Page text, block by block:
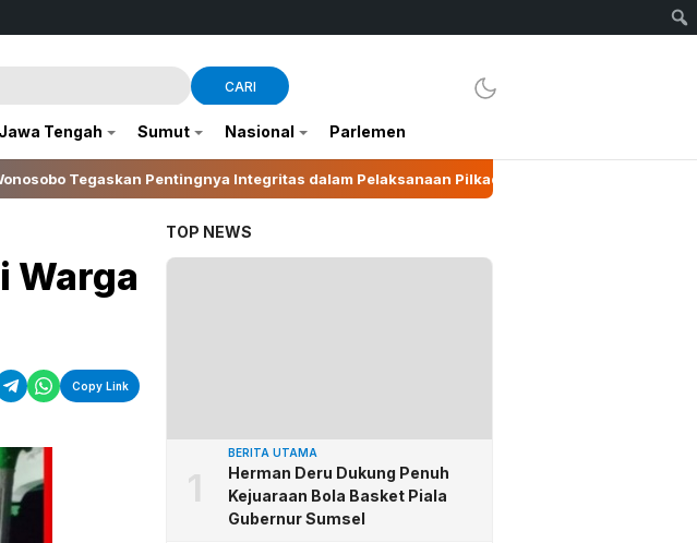
CARI
Jawa Tengah Sumut Nasional Parlemen
Integritas dalam Pelaksanaan Pilkades 2026 Suhartini Ubah Pinang Jadi
Warga
Copy Link
TOP NEWS
1
BERITA UTAMA
Herman Deru Dukung Penuh
Kejuaraan Bola Basket Piala
Gubernur Sumsel